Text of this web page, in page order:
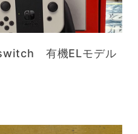
有機ELモデル